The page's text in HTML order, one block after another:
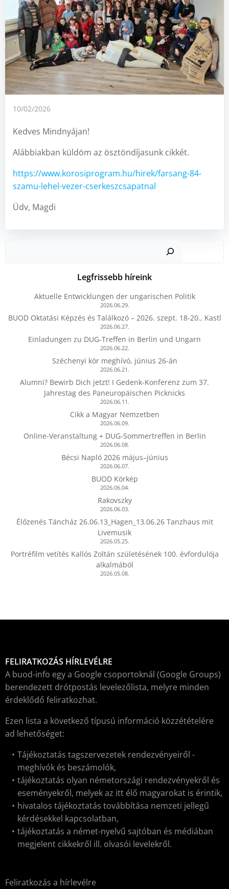
10/02/2026
Kedves Mindnyájan!
Alábbiakban küldöm az ösztöndíjasunk cikkét.
https://www.korosiprogram.hu/hirek/farsang-84-
szamu-lehel-vezer-cserkeszcsapatnal
Üdv, Magdi
Legfrissebb híreink
Aktuelle Entwicklungen der ungarischen Politik
2026.06.29.
BUOD Oktatási Képzés és Találkozó – 2026. szept. 18-20., Kastl
2026.06.27.
Einladungen zu DUG-Treffen in Berlin und Ungarn
2026.06.22.
Széchenyi kör meghívó, június 26-án
2026.06.21.
Alumni? Bewirb Dich jetzt! I Gedenk-Konferenz zum 37.
Jahrestag des Paneuropäischen Picknicks
2026.06.11.
Cikk a Magyar Nemzetben
2026.06.09.
Online-Veranstaltung + DUG-Sommertreffen in Berlin
2026.06.08.
Bécsi Napló 2026 május–június
2026.06.07.
BUOD Körkép
2026.06.04.
Rakovszky
2026.06.03.
Élőzenés Táncház 26.06.13_Hagen_13.06.26 Tanzhaus mit
Livemusik
2026.05.25.
Portréfilm vetítés Kallós Zoltán születésének 100. évfordulója
alkalmából
2026.05.08.
FELIRATKOZÁS HÍRLEVÉLRE
A buod-info egy a Google csoportoknál (Google Groups)
berendezett drótpostás levelezőlista, melyre minden
érdeklődő feliratkozhat.
Ezen lista a következő típusú információ közzétételére
ad lehetőséget:
Tájékoztatás tagszervezetek rendezvényeiről -
meghívók és beszámolók,
tájékoztatás olyan németországi rendezvényekről és
eseményekről, melyek az itt élő magyarokat is érintik,
hivatalos tájékoztatás továbbítása nemzeti jellegű
kérdésekkel kapcsolatban,
tájékoztatás a német-nyelvű sajtóban és médiában
megjelent cikkekről ill. olvasói levelekről.
Feliratkozás a hírlevélre